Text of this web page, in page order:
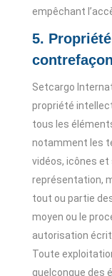
empêchant
5.
Setcargo
propriété
tous les
notamment les
vidéos, icônes
représentation,
tout ou partie
moyen ou le
autorisation
Toute
quelconque des